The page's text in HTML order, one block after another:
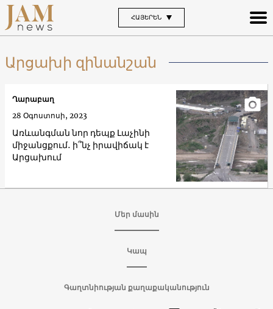
ՀԱՅԵՐԵՆ
Արցախի զինանշան
Առևանգման նոր դեպք Լաչինի
միջանցքում․ ի՞նչ իրավիճակ է
Արցախում
Ղարաբաղ
28 Օգոստոսի, 2023
Մեր մասին
Կապ
Գաղտնիության քաղաքականություն